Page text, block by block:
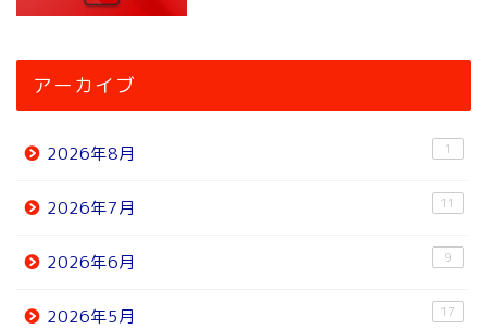
アーカイブ
2026年8月 1
2026年7月 11
2026年6月 9
2026年5月 17